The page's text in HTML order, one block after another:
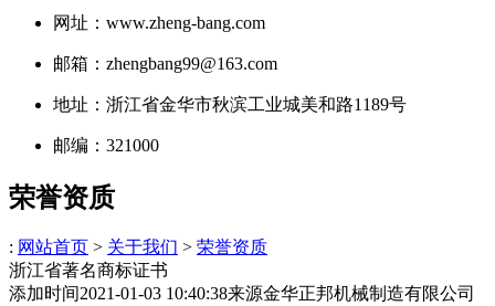
网址：www.zheng-bang.com
邮箱：zhengbang99@163.com
地址：浙江省金华市秋滨工业城美和路1189号
邮编：321000
荣誉资质
: 网站首页 > 关于我们 > 荣誉资质
浙江省著名商标证书
添加时间2021-01-03 10:40:38来源金华正邦机械制造有限公司